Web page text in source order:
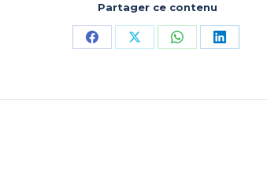
Partager ce contenu
PartagerPartagerPartagerPartager